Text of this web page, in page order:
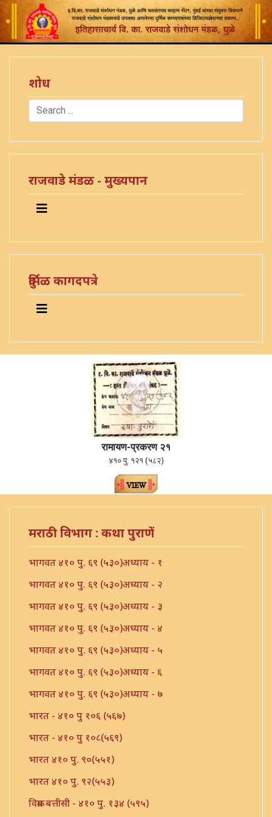
शोध
Search
राजवाडे मंडळ - मुख्यपान
दुर्मिळ कागदपत्रे
रामायण-प्रकरण २१
४१० पु. १२१ (५८२)
मराठी विभाग : कथा पुराणें
भागवत ४१० पु. ६९ (५३०)अध्याय - १
भागवत ४१० पु. ६९ (५३०)अध्याय - २
भागवत ४१० पु. ६९ (५३०)अध्याय - ३
भागवत ४१० पु. ६९ (५३०)अध्याय - ४
भागवत ४१० पु. ६९ (५३०)अध्याय - ५
भागवत ४१० पु. ६९ (५३०)अध्याय - ६
भागवत ४१० पु. ६९ (५३०)अध्याय - ७
भारत - ४१० पु १०६ (५६७)
भारत - ४१० पु १०८(५६९)
भारत ४१० पु. ९०(५५१)
भारत ४१० पु. ९२(५५३)
विक्रम बत्तीसी - ४१० पु. १३४ (५९५)